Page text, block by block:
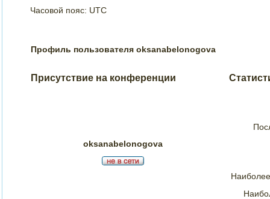
Часовой пояс: UTC
Профиль пользователя oksanabelonogova
Присутствие на конференции
oksanabelonogova